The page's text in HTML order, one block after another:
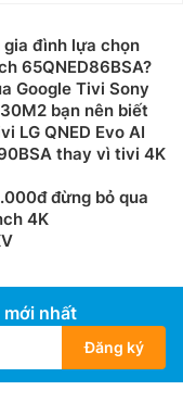
nổi tiếng, có
bền bỉ. Một số
đến như: Sony,
Mỗi hãng sẽ có
nghệ khác
sử dụng thực tế
có thể lựa chọn
đến từ Hàn
đình lựa chọn
65QNED86BSA?
Google Tivi Sony
bạn nên biết
LG QNED Evo AI
thay vì tivi 4K
đừng bỏ qua
4K
nhất
Đăng ký